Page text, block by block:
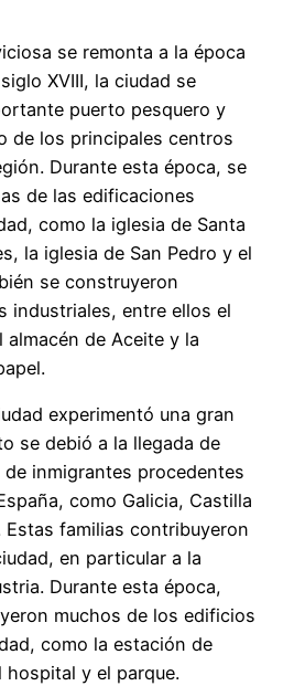
se remonta a la época
XVIII, la ciudad se
puerto pesquero y
de los principales centros
Durante esta época, se
de las edificaciones
como la iglesia de Santa
la iglesia de San Pedro y el
se construyeron
industriales, entre ellos el
almacén de Aceite y la
experimentó una gran
se debió a la llegada de
inmigrantes procedentes
como Galicia, Castilla
Estas familias contribuyeron
en particular a la
Durante esta época,
muchos de los edificios
como la estación de
y el parque.